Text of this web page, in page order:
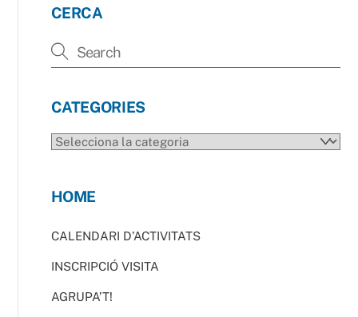
CERCA
CATEGORIES
CATEGORIES
HOME
CALENDARI D’ACTIVITATS
INSCRIPCIÓ VISITA
AGRUPA’T!